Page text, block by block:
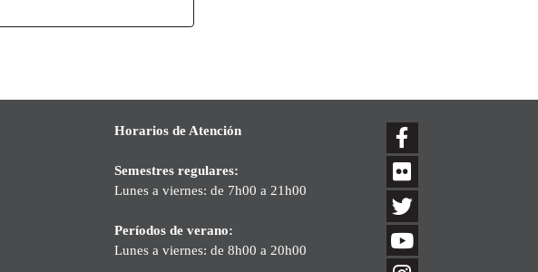
Horarios de Atención
Semestres regulares:
Lunes a viernes: de 7h00 a 21h00
Períodos de verano:
Lunes a viernes: de 8h00 a 20h00